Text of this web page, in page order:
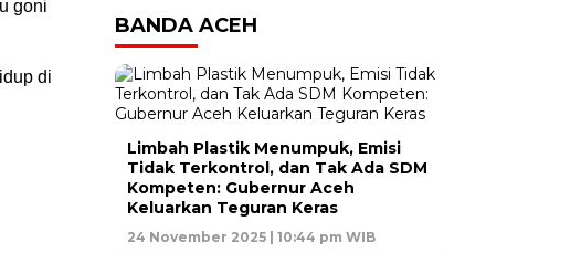
goni
di
BANDA ACEH
Limbah Plastik Menumpuk, Emisi
Tidak Terkontrol, dan Tak Ada SDM
Kompeten: Gubernur Aceh
Keluarkan Teguran Keras
24 November 2025 | 10:44 pm WIB